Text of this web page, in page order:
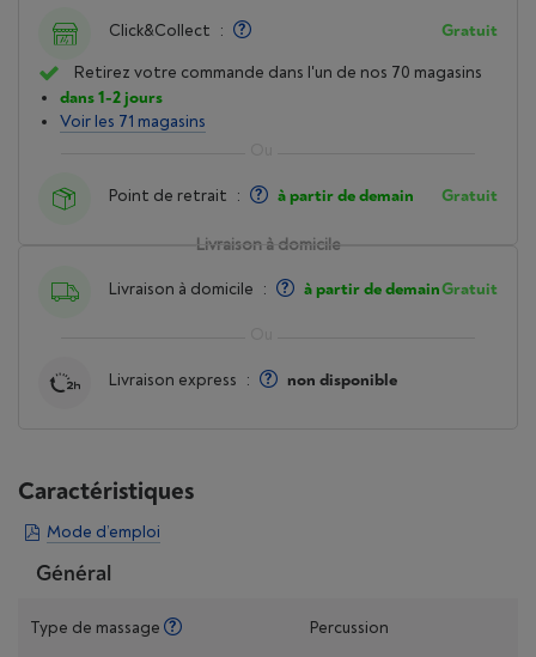
Livraison à domicile
Livraison à domicile : à partir de demainGratuit
Livraison express : non disponible
Click&Collect : Gratuit
Retirez votre commande dans l'un de nos 70 magasins
dans 1-2 jours
Voir les 71 magasins
Point de retrait : à partir de demain Gratuit
Caractéristiques
Mode d’emploi
Général
Type de massage Percussion